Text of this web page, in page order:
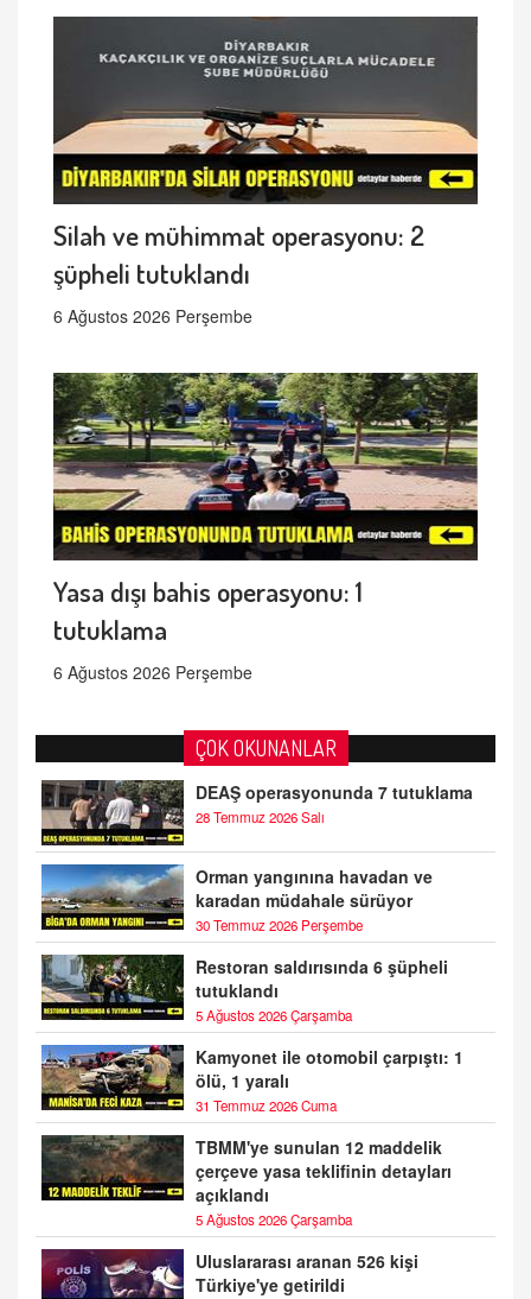
Silah ve mühimmat operasyonu: 2
şüpheli tutuklandı
6 Ağustos 2026 Perşembe
Yasa dışı bahis operasyonu: 1
tutuklama
6 Ağustos 2026 Perşembe
ÇOK OKUNANLAR
DEAŞ operasyonunda 7 tutuklama
28 Temmuz 2026 Salı
Orman yangınına havadan ve
karadan müdahale sürüyor
30 Temmuz 2026 Perşembe
Restoran saldırısında 6 şüpheli
tutuklandı
5 Ağustos 2026 Çarşamba
Kamyonet ile otomobil çarpıştı: 1
ölü, 1 yaralı
31 Temmuz 2026 Cuma
TBMM'ye sunulan 12 maddelik
çerçeve yasa teklifinin detayları
açıklandı
5 Ağustos 2026 Çarşamba
Uluslararası aranan 526 kişi
Türkiye'ye getirildi